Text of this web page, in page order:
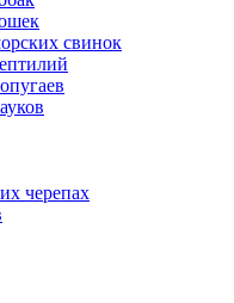
свинок
черепах